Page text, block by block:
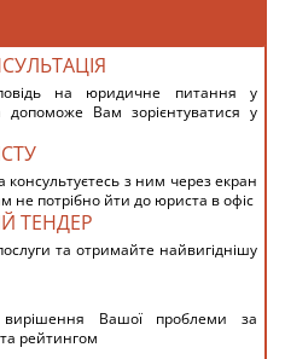
на юридичне питання у
Вам зорієнтуватися у
з ним через екран
не потрібно йти до юриста в офіс
ТЕНДЕР
та отримайте найвигіднішу
Вашої проблеми за
рейтингом